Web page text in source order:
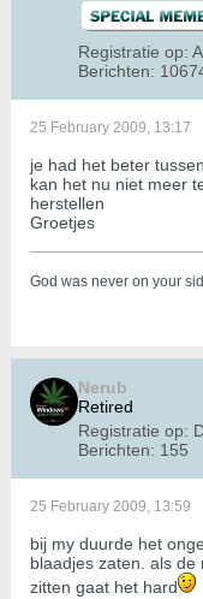
Registratie op:
Berichten:
25 February 2009, 13:17
je had het beter
kan het nu niet meer
herstellen
Groetjes
God was never on your
Nerub
Retired
Registratie op:
Berichten: 155
25 February 2009, 13:59
bij my duurde het
blaadjes zaten. als
zitten gaat het hard